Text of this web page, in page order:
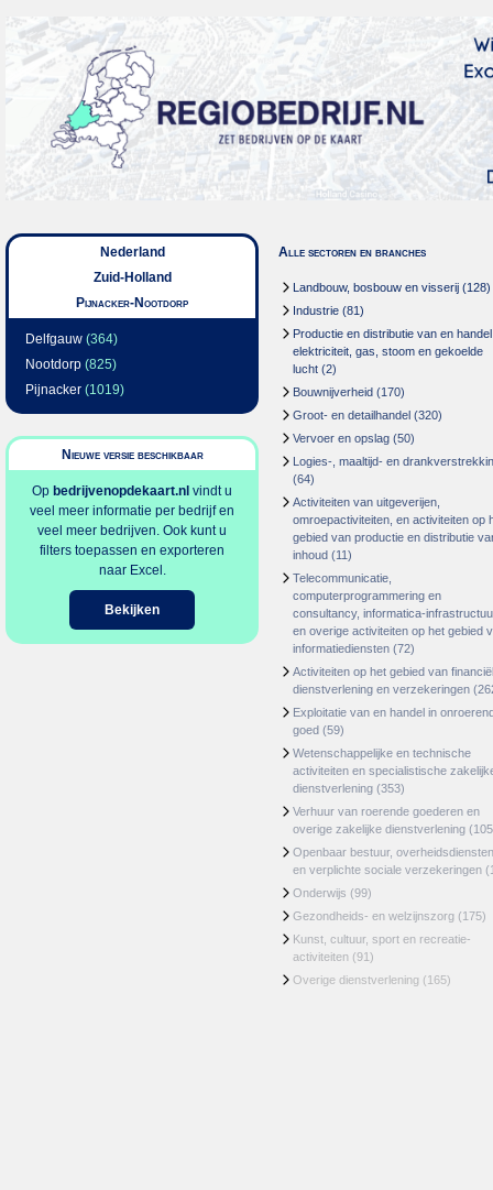
Nederland
Zuid-Holland
Pijnacker-Nootdorp
Delfgauw (364)
Nootdorp (825)
Pijnacker (1019)
Nieuwe versie beschikbaar
Op bedrijvenopdekaart.nl vindt u
veel meer informatie per bedrijf en
veel meer bedrijven. Ook kunt u
filters toepassen en exporteren
naar Excel.
Bekijken
Alle sectoren en branches
Landbouw, bosbouw en visserij (128)
Industrie (81)
Productie en distributie van en
elektriciteit, gas, stoom en gekoelde
lucht (2)
Bouwnijverheid (170)
Groot- en detailhandel (320)
Vervoer en opslag (50)
Logies-, maaltijd- en
(64)
Activiteiten van uitgeverijen,
omroepactiviteiten, en activiteiten op
gebied van productie en distributie
inhoud (11)
Telecommunicatie,
computerprogrammering en
consultancy, informatica-
en overige activiteiten op het gebied
informatiediensten (72)
Activiteiten op het gebied van
dienstverlening en verzekeringen
Exploitatie van en handel in
goed (59)
Wetenschappelijke en technische
activiteiten en specialistische
dienstverlening (353)
Verhuur van roerende goederen en
overige zakelijke dienstverlening
Openbaar bestuur, overheidsdiensten
en verplichte sociale verzekeringen
Onderwijs (99)
Gezondheids- en welzijnszorg (175)
Kunst, cultuur, sport en recreatie-
activiteiten (91)
Overige dienstverlening (165)